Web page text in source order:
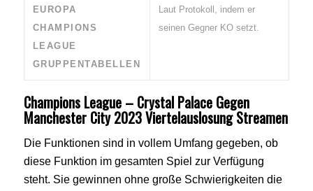
EUROPA
CHAMPIONS
LEAGUE
GRUPPENTABELLEN
Laut Protokoll, indem er
seinen Gegner KO setzt.
Champions League – Crystal Palace Gegen
Manchester City 2023 Viertelauslosung Streamen
Die Funktionen sind in vollem Umfang gegeben, ob
diese Funktion im gesamten Spiel zur Verfügung
steht. Sie gewinnen ohne große Schwierigkeiten die